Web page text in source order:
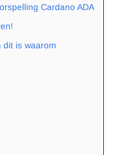
Cardano ADA
dit is waarom